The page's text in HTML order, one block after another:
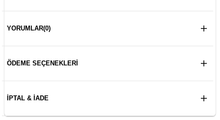
YORUMLAR(0)
ÖDEME SEÇENEKLERI
İPTAL & İADE